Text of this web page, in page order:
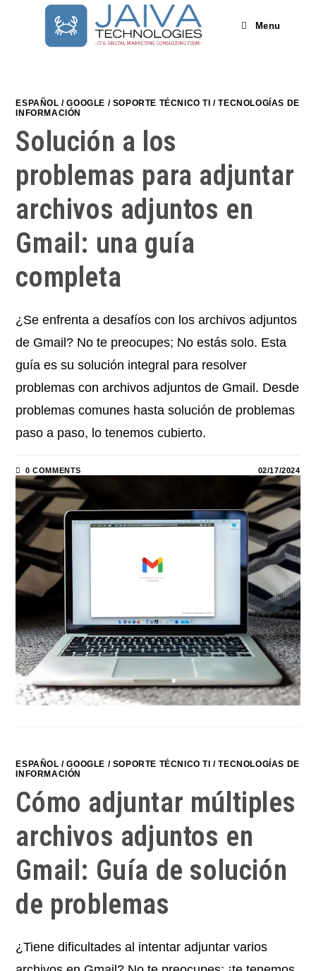
Menu
ESPAÑOL /GOOGLE / SOPORTE TÉCNICO TI /TECNOLOGÍAS DE
INFORMACIÓN
Solución a los
problemas para adjuntar
archivos adjuntos en
Gmail: una guía
completa
¿Se enfrenta a desafíos con los archivos adjuntos
de Gmail? No te preocupes; No estás solo. Esta
guía es su solución integral para resolver
problemas con archivos adjuntos de Gmail. Desde
problemas comunes hasta solución de problemas
paso a paso, lo tenemos cubierto.
0 COMMENTS 02/17/2024
ESPAÑOL /GOOGLE / SOPORTE TÉCNICO TI /TECNOLOGÍAS DE
INFORMACIÓN
Cómo adjuntar múltiples
archivos adjuntos en
Gmail: Guía de solución
de problemas
¿Tiene dificultades al intentar adjuntar varios